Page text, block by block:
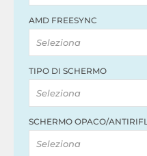
AMD FREESYNC
Seleziona
TIPO DI SCHERMO
Seleziona
SCHERMO OPACO/
Seleziona